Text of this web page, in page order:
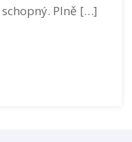
Plně […]